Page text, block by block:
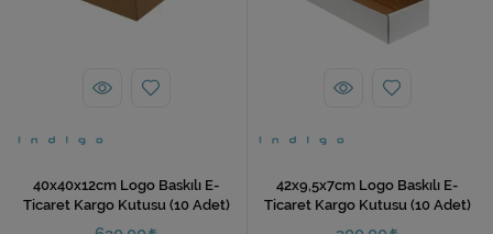
40x40x12cm Logo Baskılı E-
Ticaret Kargo Kutusu (10 Adet)
42x9,5x7cm Logo Baskılı E-
Ticaret Kargo Kutusu (10 Adet)